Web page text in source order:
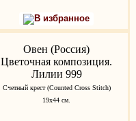
В избранное
Овен (Россия)
Цветочная композиция.
Лилии 999
Счетный крест (Counted Cross Stitch)
19х44 см.